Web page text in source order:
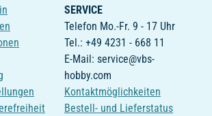
SERVICE
Telefon Mo.-Fr. 9 - 17 Uhr
Tel.: +49 4231 - 668 11
E-Mail: service@vbs-
hobby.com
Kontaktmöglichkeiten
Bestell- und Lieferstatus